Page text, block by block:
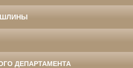
ДЕПАРТАМЕНТА